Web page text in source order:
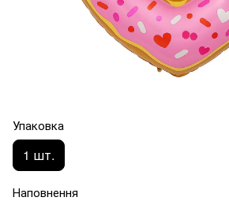
Упаковка
1 шт.
Наповнення